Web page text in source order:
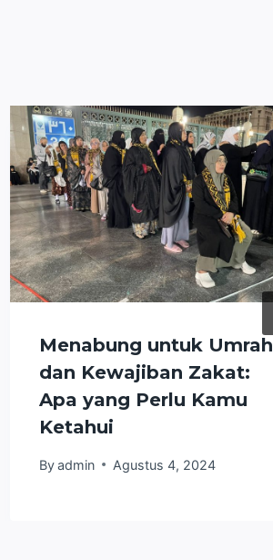
Menabung untuk Umrah
dan Kewajiban Zakat:
Apa yang Perlu Kamu
Ketahui
By admin Agustus 4, 2024